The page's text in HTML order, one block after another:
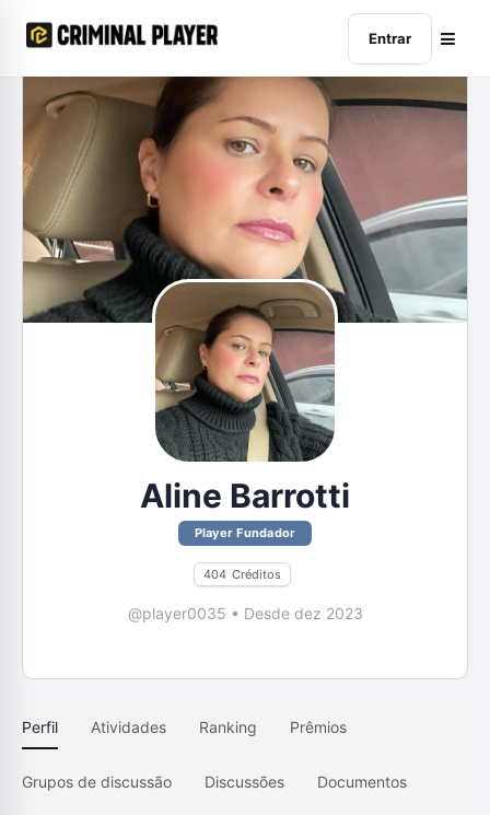
Entrar
Aline Barrotti
Player Fundador
404 Créditos
@player0035 • Desde dez 2023
Perfil Atividades Ranking Prêmios
Grupos de discussão Discussões Documentos